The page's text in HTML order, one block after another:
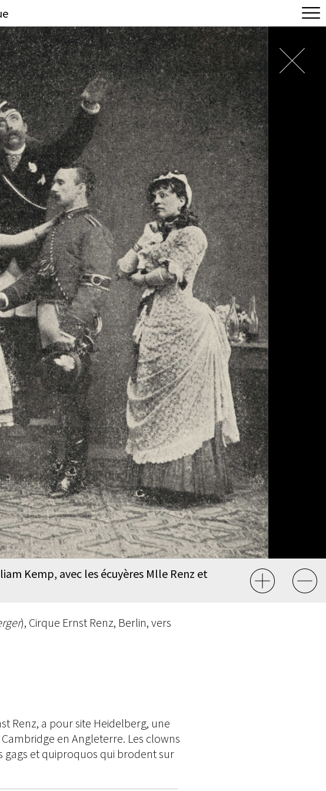
Kemp, avec les écuyères Mlle Renz et
), Cirque Ernst Renz, Berlin, vers
Renz, a pour site Heidelberg, une
en Angleterre. Les clowns
et quiproquos qui brodent sur